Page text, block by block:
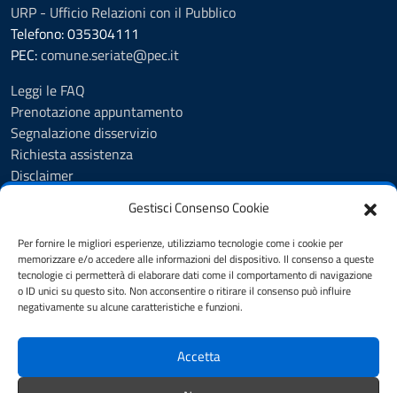
Gestisci Consenso Cookie
Per fornire le migliori esperienze, utilizziamo tecnologie come i cookie per
memorizzare e/o accedere alle informazioni del dispositivo. Il consenso a queste
tecnologie ci permetterà di elaborare dati come il comportamento di navigazione
o ID unici su questo sito. Non acconsentire o ritirare il consenso può influire
negativamente su alcune caratteristiche e funzioni.
Accetta
URP - Ufficio Relazioni con il Pubblico
Telefono: 035304111
PEC:comune.seriate@pec.it
Leggi le FAQ
Prenotazione appuntamento
Segnalazione disservizio
Richiesta assistenza
Disclaimer
Cookie Policy
Informativa privacy
Dichiarazione di accessibilità
Note legali
SEGUICI SU